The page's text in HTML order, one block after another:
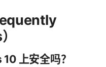
上安全吗？